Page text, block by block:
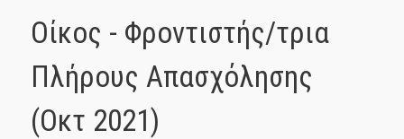
Oίκος - Φροντιστής/τρια
Πλήρους Απασχόλησης
(Οκτ 2021)